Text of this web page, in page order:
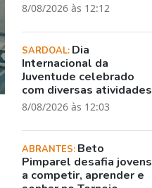
8/08/2026 às 12:12
SARDOAL: Dia
Internacional da
Juventude celebrado
com diversas atividades
8/08/2026 às 12:03
ABRANTES: Beto
Pimparel desafia jovens
a competir, aprender e